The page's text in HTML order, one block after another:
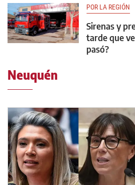
POR LA REGIÓN
Sirenas y
tarde que
pasó?
Neuquén